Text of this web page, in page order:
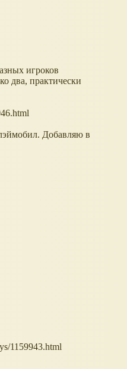
игроков
два, практически
Добавляю в
1159943.html